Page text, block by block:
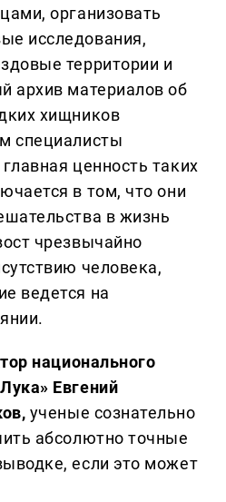
организовать
исследования,
территории и
архив материалов об
хищников
специалисты
ценность таких
в том, что они
в жизнь
чрезвычайно
человека,
ведется на
национального
Евгений
ученые сознательно
абсолютно точные
если это может